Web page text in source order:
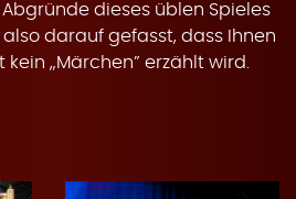
dieses üblen Spieles
darauf gefasst, dass Ihnen
„Märchen” erzählt wird.